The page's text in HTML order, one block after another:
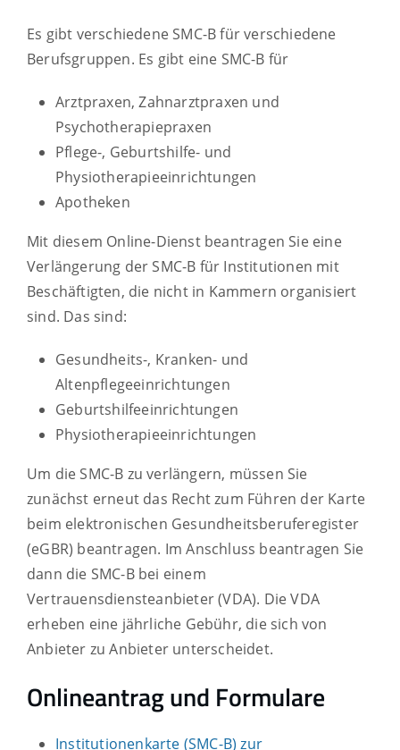
Es gibt verschiedene SMC-B für verschiedene
Berufsgruppen. Es gibt eine SMC-B für
Arztpraxen, Zahnarztpraxen und
Psychotherapiepraxen
Pflege-, Geburtshilfe- und
Physiotherapieeinrichtungen
Apotheken
Mit diesem Online-Dienst beantragen Sie eine
Verlängerung der SMC-B für Institutionen mit
Beschäftigten, die nicht in Kammern organisiert
sind. Das sind:
Gesundheits-, Kranken- und
Altenpflegeeinrichtungen
Geburtshilfeeinrichtungen
Physiotherapieeinrichtungen
Um die SMC-B zu verlängern, müssen Sie
zunächst erneut das Recht zum Führen der Karte
beim elektronischen Gesundheitsberuferegister
(eGBR) beantragen. Im Anschluss beantragen Sie
dann die SMC-B bei einem
Vertrauensdiensteanbieter (VDA). Die VDA
erheben eine jährliche Gebühr, die sich von
Anbieter zu Anbieter unterscheidet.
Onlineantrag und Formulare
Institutionenkarte (SMC-B) zur